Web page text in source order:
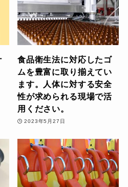
食品衛生法に対応したゴ
ムを豊富に取り揃えてい
ます。人体に対する安全
性が求められる現場で活
用ください。
2023年5月27日